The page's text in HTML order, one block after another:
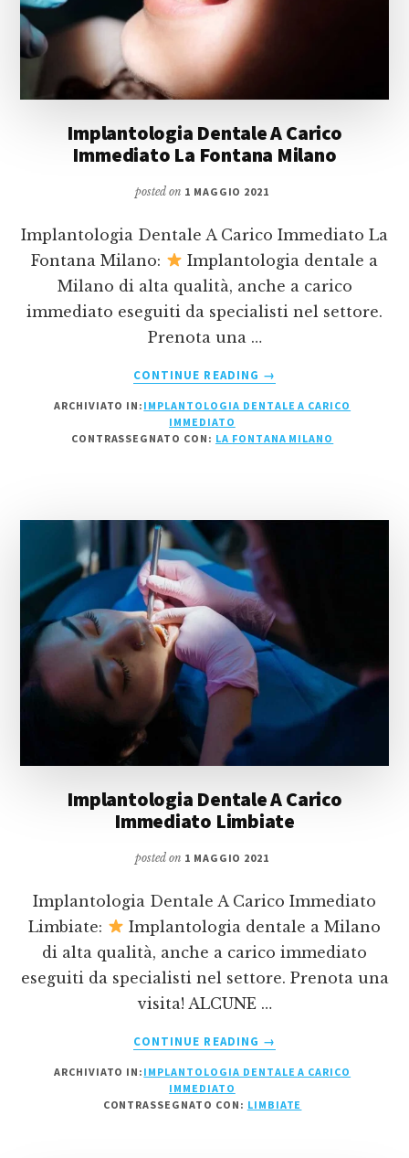
Implantologia Dentale A Carico
Immediato La Fontana Milano
posted on 1 MAGGIO 2021
Implantologia Dentale A Carico Immediato La
Fontana Milano:
Implantologia dentale a
Milano di alta qualità, anche a carico
immediato eseguiti da specialisti nel settore.
Prenota una …
CONTINUE READING
INFOIMPLANTOLOGIA
A
→
ARCHIVIATO IN: IMPLANTOLOGIA DENTALE A CARICO
IMMEDIATO
CONTRASSEGNATO CON: LA FONTANA MILANO
Implantologia Dentale A Carico
Immediato Limbiate
posted on 1 MAGGIO 2021
Implantologia Dentale A Carico Immediato
Limbiate:
Implantologia dentale a Milano
di alta qualità, anche a carico immediato
eseguiti da specialisti nel settore. Prenota una
visita! ALCUNE …
CONTINUE READING
INFOIMPLANTOLOGIA
A
→
ARCHIVIATO IN: IMPLANTOLOGIA DENTALE A CARICO
IMMEDIATO
CONTRASSEGNATO CON: LIMBIATE